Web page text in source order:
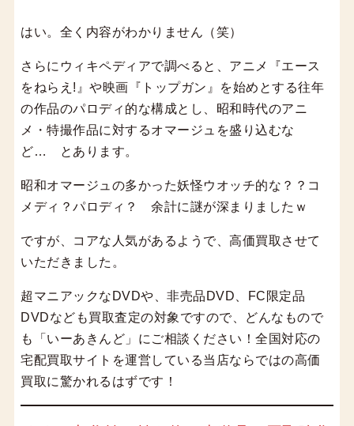
はい。全く内容がわかりません（笑）
さらにウィキペディアで調べると、アニメ『エース
をねらえ! 』や映画『 トップガン 』を始めとする往年
の作品のパロディ 的な構成とし、 昭和時代のアニ
メ
・特撮作品に対するオマージュ を盛り込むな
ど… とあります。
昭和オマージュの多かった妖怪ウオッチ的な？？コ
メディ？パロディ？ 余計に謎が深まりましたｗ
ですが、コアな人気があるようで、高価買取させて
いただきました。
超マニアックなDVDや、非売品DVD、FC限定品
DVDなども買取査定の対象ですので、どんなもので
も「いーあきんど」にご相談ください！全国対応の
宅配買取サイトを運営している当店ならではの高価
買取に驚かれるはずです！